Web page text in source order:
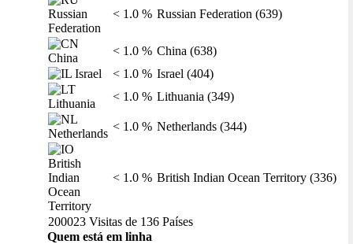
< 1.0 % Russian Federation (639)
< 1.0 % China (638)
< 1.0 % Israel (404)
< 1.0 % Lithuania (349)
< 1.0 % Netherlands (344)
< 1.0 % British Indian Ocean Territory (336)
200023 Visitas de 136 Países
Quem está em linha